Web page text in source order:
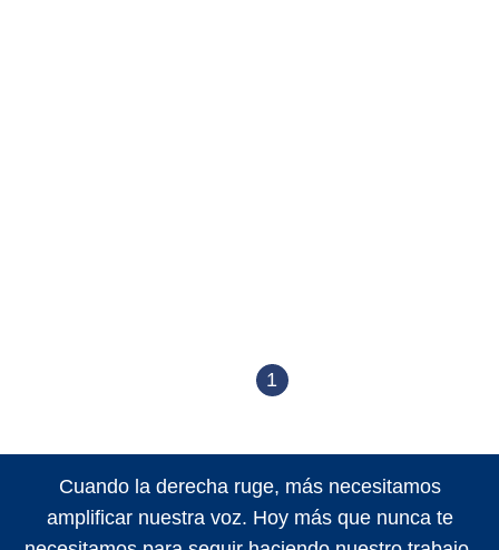
1
Cuando la derecha ruge, más necesitamos
amplificar nuestra voz. Hoy más que nunca te